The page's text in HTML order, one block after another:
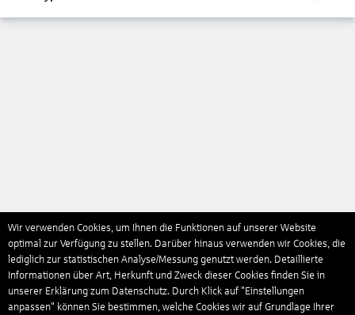
Wir verwenden Cookies, um Ihnen die Funktionen auf unserer Website
optimal zur Verfügung zu stellen. Darüber hinaus verwenden wir Cookies, die
lediglich zur statistischen Analyse/Messung genutzt werden. Detaillierte
Informationen über Art, Herkunft und Zweck dieser Cookies finden Sie in
unserer Erklärung zum Datenschutz. Durch Klick auf "Einstellungen
anpassen" können Sie bestimmen, welche Cookies wir auf Grundlage Ihrer